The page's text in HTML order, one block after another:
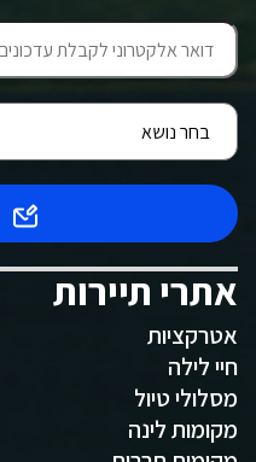
אתרי תיירות
אטרקציות
חיי לילה
מסלולי טיול
מקומות לינה